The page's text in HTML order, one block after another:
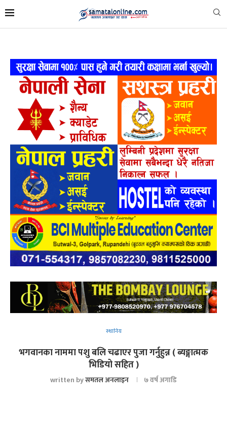
स्थानिय
भगवानका नाममा पशु बलि चढाएर पुजा गर्नुहुन्न ( ब्यङ्गात्मक
भिडियो सहित )
written byसमतल अनलाइन ७ वर्ष अगाडि